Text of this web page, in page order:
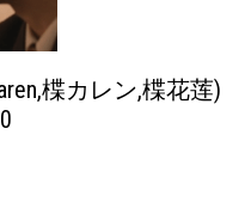
楪カレン,楪花莲)